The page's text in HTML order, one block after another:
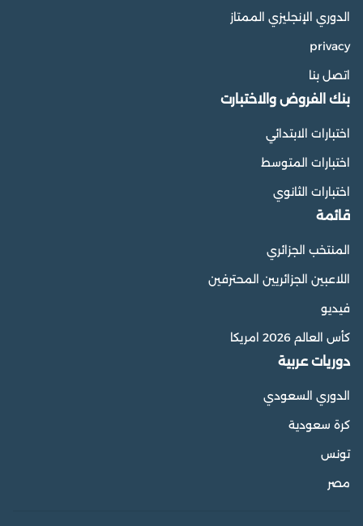
الدوري الإنجليزي الممتاز
privacy
اتصل بنا
بنك الفروض والاختبارت
اختبارات الابتدائي
اختبارات المتوسط
اختبارات الثانوي
قائمة
المنتخب الجزائري
اللاعبين الجزائريين المحترفين
فيديو
كأس العالم 2026 امريكا
دوريات عربية
الدوري السعودي
كرة سعودية
تونس
مصر